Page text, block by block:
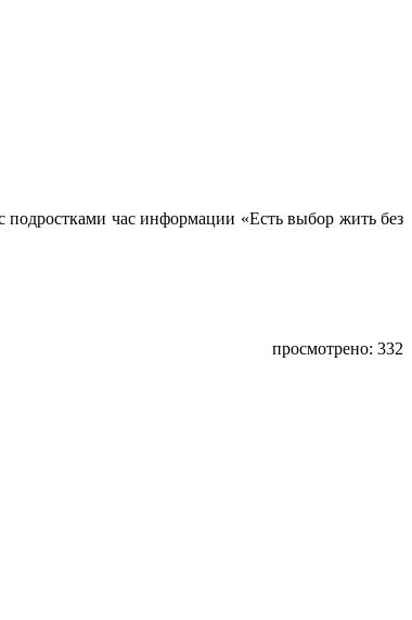
подростками час информации «Есть выбор жить без
просмотрено: 332